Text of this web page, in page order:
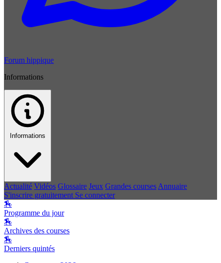
Forum hippique
Informations
Informations
Actualité Vidéos Glossaire Jeux Grandes courses Annuaire
S'inscrire gratuitement Se connecter
🏇
Programme du jour
🏇
Archives des courses
🏇
Derniers quintés